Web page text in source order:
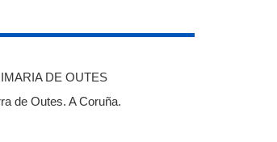
DE OUTES
de Outes. A Coruña.